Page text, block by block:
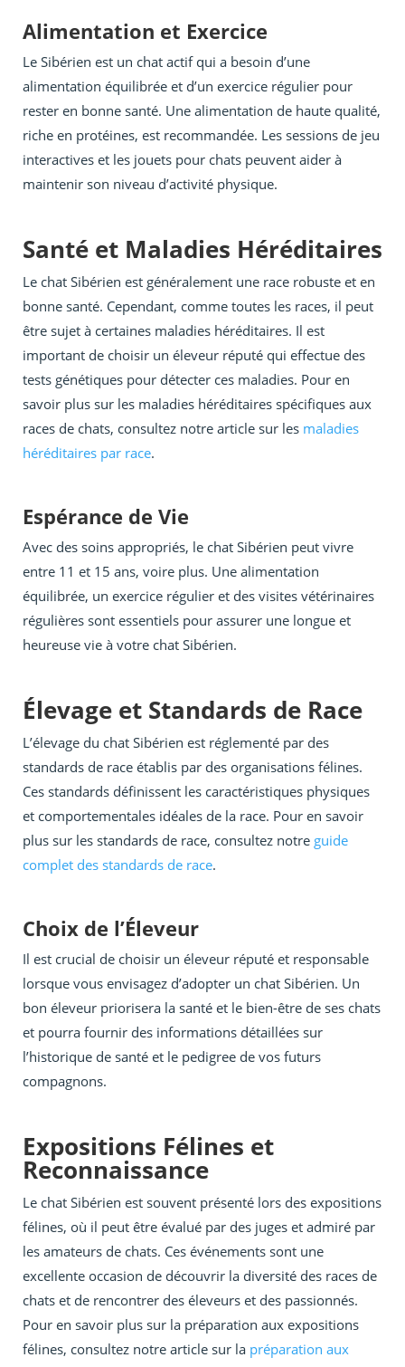
Alimentation et Exercice
Le Sibérien est un chat actif qui a besoin d’une
alimentation équilibrée et d’un exercice régulier pour
rester en bonne santé. Une alimentation de haute qualité,
riche en protéines, est recommandée. Les sessions de jeu
interactives et les jouets pour chats peuvent aider à
maintenir son niveau d’activité physique.
Santé et Maladies Héréditaires
Le chat Sibérien est généralement une race robuste et en
bonne santé. Cependant, comme toutes les races, il peut
être sujet à certaines maladies héréditaires. Il est
important de choisir un éleveur réputé qui effectue des
tests génétiques pour détecter ces maladies. Pour en
savoir plus sur les maladies héréditaires spécifiques aux
races de chats, consultez notre article sur les maladies
héréditaires par race.
Espérance de Vie
Avec des soins appropriés, le chat Sibérien peut vivre
entre 11 et 15 ans, voire plus. Une alimentation
équilibrée, un exercice régulier et des visites vétérinaires
régulières sont essentiels pour assurer une longue et
heureuse vie à votre chat Sibérien.
Élevage et Standards de Race
L’élevage du chat Sibérien est réglementé par des
standards de race établis par des organisations félines.
Ces standards définissent les caractéristiques physiques
et comportementales idéales de la race. Pour en savoir
plus sur les standards de race, consultez notre guide
complet des standards de race.
Choix de l’Éleveur
Il est crucial de choisir un éleveur réputé et responsable
lorsque vous envisagez d’adopter un chat Sibérien. Un
bon éleveur priorisera la santé et le bien-être de ses chats
et pourra fournir des informations détaillées sur
l’historique de santé et le pedigree de vos futurs
compagnons.
Expositions Félines et
Reconnaissance
Le chat Sibérien est souvent présenté lors des expositions
félines, où il peut être évalué par des juges et admiré par
les amateurs de chats. Ces événements sont une
excellente occasion de découvrir la diversité des races de
chats et de rencontrer des éleveurs et des passionnés.
Pour en savoir plus sur la préparation aux expositions
félines, consultez notre article sur la préparation aux